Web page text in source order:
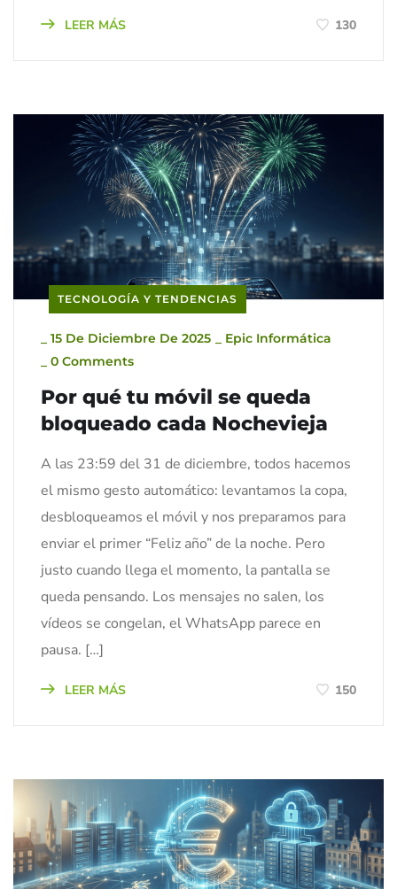
LEER MÁS 130
TECNOLOGÍA Y TENDENCIAS
15 De Diciembre De 2025
Epic Informática
0 Comments
Por qué tu móvil se queda
bloqueado cada Nochevieja
A las 23:59 del 31 de diciembre, todos hacemos
el mismo gesto automático: levantamos la copa,
desbloqueamos el móvil y nos preparamos para
enviar el primer “Feliz año” de la noche. Pero
justo cuando llega el momento, la pantalla se
queda pensando. Los mensajes no salen, los
vídeos se congelan, el WhatsApp parece en
pausa. […]
LEER MÁS 150